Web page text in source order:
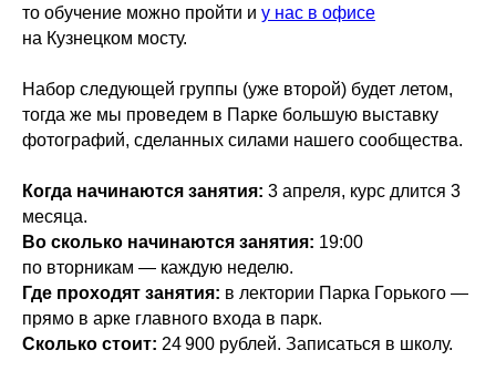
то обучение можно пройти и у нас в офисе
на Кузнецком мосту.
Набор следующей группы (уже второй) будет летом,
тогда же мы проведем в Парке большую выставку
фотографий, сделанных силами нашего сообщества.
Когда начинаются занятия: 3 апреля, курс длится 3
месяца.
Во сколько начинаются занятия: 19:00
по вторникам — каждую неделю.
Где проходят занятия: в лектории Парка Горького —
прямо в арке главного входа в парк.
Сколько стоит: 24 900 рублей. Записаться в школу.